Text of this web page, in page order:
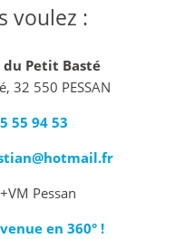
voulez :
du Petit Basté
32 550 PESSAN
55 94 53
Pessan
en 360° !